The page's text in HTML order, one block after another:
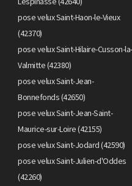
pose velux Saint-Haon-le-Vieux
(42370)
pose velux Saint-Hilaire-Cusson-la-
Valmitte (42380)
pose velux Saint-Jean-
Bonnefonds (42650)
pose velux Saint-Jean-Saint-
Maurice-sur-Loire (42155)
pose velux Saint-Jodard (42590)
pose velux Saint-Julien-d'Oddes
(42260)